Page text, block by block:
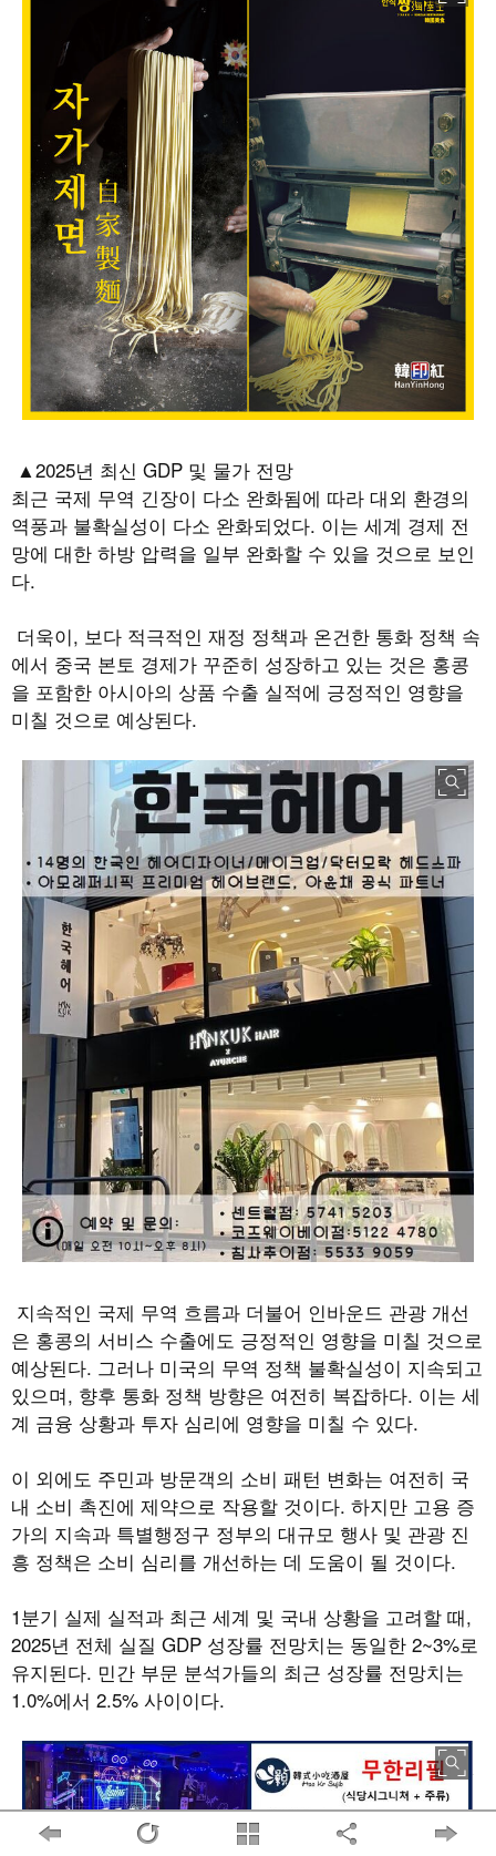
▲2025년 최신 GDP 및 물가 전망
최근 국제 무역 긴장이 다소 완화됨에 따라 대외 환경의
역풍과 불확실성이 다소 완화되었다. 이는 세계 경제 전
망에 대한 하방 압력을 일부 완화할 수 있을 것으로 보인
다.
더욱이, 보다 적극적인 재정 정책과 온건한 통화 정책 속
에서 중국 본토 경제가 꾸준히 성장하고 있는 것은 홍콩
을 포함한 아시아의 상품 수출 실적에 긍정적인 영향을
미칠 것으로 예상된다.
지속적인 국제 무역 흐름과 더불어 인바운드 관광 개선
은 홍콩의 서비스 수출에도 긍정적인 영향을 미칠 것으로
예상된다. 그러나 미국의 무역 정책 불확실성이 지속되고
있으며, 향후 통화 정책 방향은 여전히 복잡하다. 이는 세
계 금융 상황과 투자 심리에 영향을 미칠 수 있다.
이 외에도 주민과 방문객의 소비 패턴 변화는 여전히 국
내 소비 촉진에 제약으로 작용할 것이다. 하지만 고용 증
가의 지속과 특별행정구 정부의 대규모 행사 및 관광 진
흥 정책은 소비 심리를 개선하는 데 도움이 될 것이다.
1분기 실제 실적과 최근 세계 및 국내 상황을 고려할 때,
2025년 전체 실질 GDP 성장률 전망치는 동일한 2~3%로
유지된다. 민간 부문 분석가들의 최근 성장률 전망치는
1.0%에서 2.5% 사이이다.